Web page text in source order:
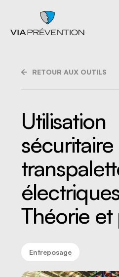
Trouver votre
RMPPÉ
RETOUR AUX OUTILS
Utilisation
Théorie
Entreposage